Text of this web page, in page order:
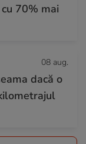
70% mai
08 aug.
dacă o